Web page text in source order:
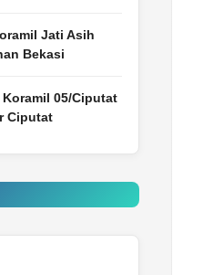
Jati Asih
Bekasi
05/Ciputat
Ciputat